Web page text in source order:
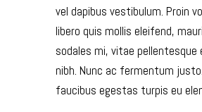
vel dapibus vestibulum. Proin
libero quis mollis eleifend,
sodales mi, vitae pellentesque
nibh. Nunc ac fermentum
faucibus egestas turpis eu